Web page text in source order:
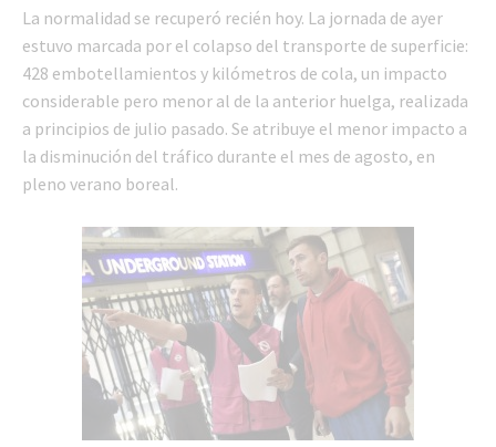
La normalidad se recuperó recién hoy. La jornada de ayer
estuvo marcada por el colapso del transporte de superficie:
428 embotellamientos y kilómetros de cola, un impacto
considerable pero menor al de la anterior huelga, realizada
a principios de julio pasado. Se atribuye el menor impacto a
la disminución del tráfico durante el mes de agosto, en
pleno verano boreal.